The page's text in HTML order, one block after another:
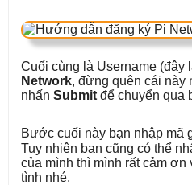
Cuối cùng là Username (đây
Network, đừng quên cái này
nhấn Submit để chuyển qua
Bước cuối này bạn nhập mã
Tuy nhiên bạn cũng có thể
của mình thì mình rất cảm
tình nhé.